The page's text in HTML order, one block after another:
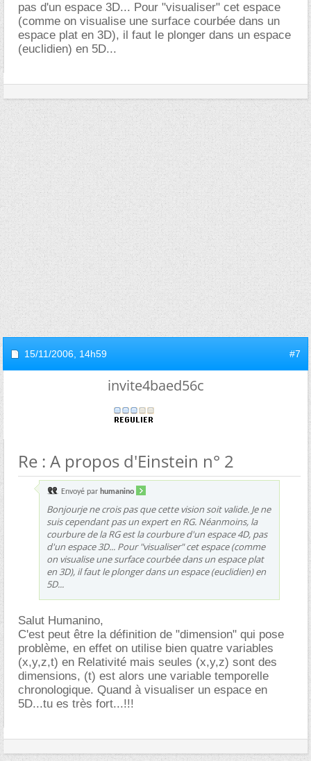
pas d'un espace 3D... Pour "visualiser" cet espace
(comme on visualise une surface courbée dans un
espace plat en 3D), il faut le plonger dans un espace
(euclidien) en 5D...
15/11/2006, 14h59 #7
invite4baed56c
Re : A propos d'Einstein n° 2
Envoyé par humanino
Bonjourje ne crois pas que cette vision soit valide. Je ne
suis cependant pas un expert en RG. Néanmoins, la
courbure de la RG est la courbure d'un espace 4D, pas
d'un espace 3D... Pour "visualiser" cet espace (comme
on visualise une surface courbée dans un espace plat
en 3D), il faut le plonger dans un espace (euclidien) en
5D...
Salut Humanino,
C'est peut être la définition de "dimension" qui pose
problème, en effet on utilise bien quatre variables
(x,y,z,t) en Relativité mais seules (x,y,z) sont des
dimensions, (t) est alors une variable temporelle
chronologique. Quand à visualiser un espace en
5D...tu es très fort...!!!